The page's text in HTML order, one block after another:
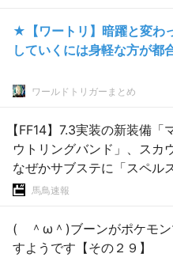
★【ワートリ】暗躍と変わ
していくには身軽な方が都
ワールドトリガーまとめ
【FF14】7.3実装の新装備「
ウトリングバンド」、スカ
なぜかサブステに「スペル
与。公式フォーラムでは不
馬鳥速報
( ＾ω＾)ブーンがポケモン
すようです【その２９】